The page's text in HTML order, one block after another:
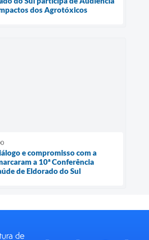
dos Agrotóxicos
e compromisso com a
a 10ª Conferência
de Eldorado do Sul